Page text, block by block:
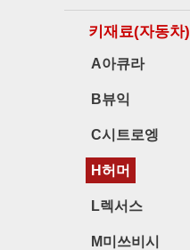
키재료(자동차)
A아큐라
B뷰익
C시트로엥
H허머
L렉서스
M미쓰비시